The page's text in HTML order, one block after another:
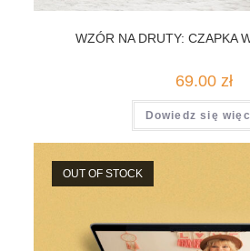
WZÓR NA DRUTY: CZAPKA
69.00 zł
Dowiedz się
OUT OF STOCK